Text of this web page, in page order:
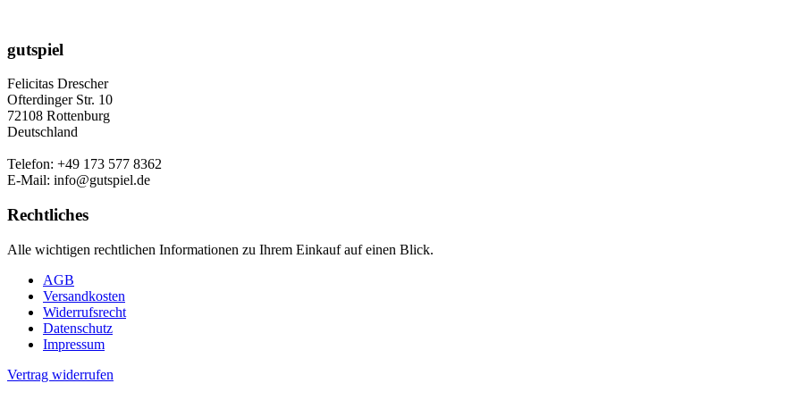
gutspiel
Felicitas Drescher
Ofterdinger Str. 10
72108 Rottenburg
Deutschland
Telefon: +49 173 577 8362
E-Mail: info@gutspiel.de
Rechtliches
Alle wichtigen rechtlichen Informationen zu Ihrem Einkauf auf einen Blick.
AGB
Versandkosten
Widerrufsrecht
Datenschutz
Impressum
Vertrag widerrufen